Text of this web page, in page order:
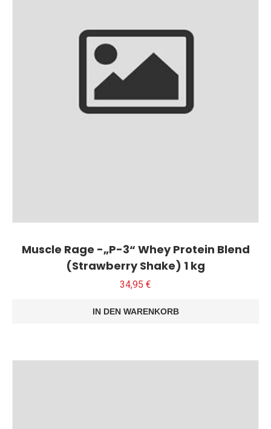
Muscle Rage -„P-3“ Whey Protein Blend
(Strawberry Shake) 1 kg
34,95 €
IN DEN WARENKORB